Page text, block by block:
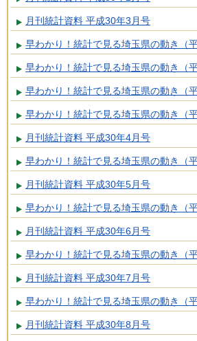
月刊統計資料 平成30年3月号
早わかり！統計で見る埼玉県の動き（
早わかり！統計で見る埼玉県の動き（
早わかり！統計で見る埼玉県の動き（
早わかり！統計で見る埼玉県の動き（
月刊統計資料 平成30年4月号
早わかり！統計で見る埼玉県の動き（
月刊統計資料 平成30年5月号
早わかり！統計で見る埼玉県の動き（
月刊統計資料 平成30年6月号
早わかり！統計で見る埼玉県の動き（
月刊統計資料 平成30年7月号
早わかり！統計で見る埼玉県の動き（
月刊統計資料 平成30年8月号